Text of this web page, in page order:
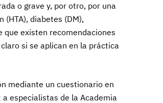
o grave y, por otro, por una
diabetes (DM),
existen recomendaciones
si se aplican en la práctica
mediante un cuestionario en
especialistas de la Academia